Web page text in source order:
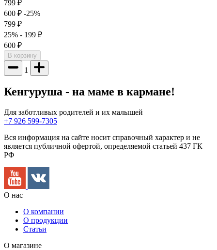
799 ₽
600 ₽ -25%
799 ₽
25% - 199 ₽
600 ₽
В корзину
1
Кенгуруша - на маме в кармане!
Для заботливых родителей и их малышей
+7 926 599-7305
Вся информация на сайте носит справочный характер и не
является публичной офертой, определяемой статьей 437 ГК
РФ
О нас
О компании
О продукции
Статьи
О магазине